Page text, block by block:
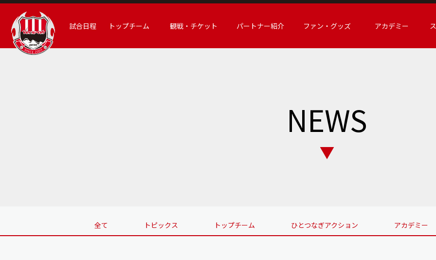
試合日程 トップチーム 観戦・チケット パートナー紹介 ファン・グッズ アカデミー
NEWS
全て トピックス トップチーム ひとつなぎアクション アカデミー